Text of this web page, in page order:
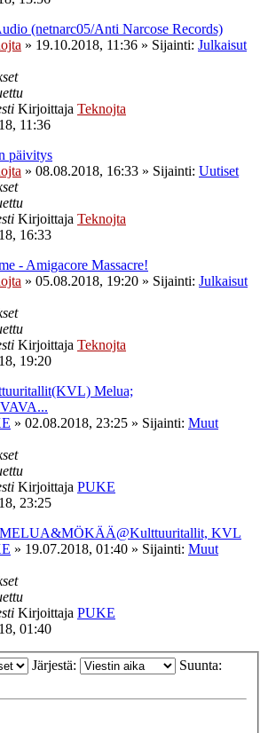
(netnarc05/Anti Narcose Records)
» 19.10.2018, 11:36 » Sijainti: Julkaisut
Kirjoittaja Teknojta
11:36
päivitys
» 08.08.2018, 16:33 » Sijainti: Uutiset
Kirjoittaja Teknojta
16:33
- Amigacore Massacre!
» 05.08.2018, 19:20 » Sijainti: Julkaisut
Kirjoittaja Teknojta
19:20
Melua;
» 02.08.2018, 23:25 » Sijainti: Muut
Kirjoittaja PUKE
23:25
MELUA&MÖKÄÄ@Kulttuuritallit, KVL
» 19.07.2018, 01:40 » Sijainti: Muut
Kirjoittaja PUKE
01:40
Järjestä: Suunta: